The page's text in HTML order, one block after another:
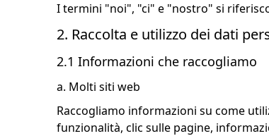
I termini "noi", "ci" e "nostro" si
2. Raccolta e utilizzo dei dati
2.1 Informazioni che raccogliamo
a. Molti siti web
Raccogliamo informazioni su come
funzionalità, clic sulle pagine,